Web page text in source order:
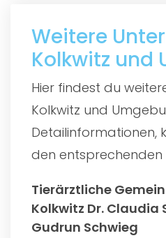
Weitere
Kolkwitz und
Hier findest du
Kolkwitz und
Detailinformationen,
den entsprechenden
Tierärztliche
Kolkwitz Dr. Claudia
Gudrun Schwieg